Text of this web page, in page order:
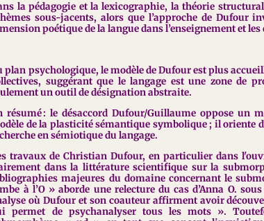
la pédagogie et la lexicographie, la théorie
sous-jacents, alors que l’approche de Dufour
poétique de la langue dans l’enseignement et
plan psychologique, le modèle de Dufour est plus
suggérant que le langage est une zone de
un outil de désignation abstraite.
résumé : le désaccord Dufour/Guillaume oppose un
de la plasticité sémantique symbolique ; il oriente
en sémiotique du langage.
travaux de Christian Dufour, en particulier dans
dans la littérature scientifique sur la
majeures du domaine concernant le
à l’O » aborde une relecture du cas d’Anna O.
où Dufour et son coauteur affirment avoir
permet de psychanalyser tous les mots ».